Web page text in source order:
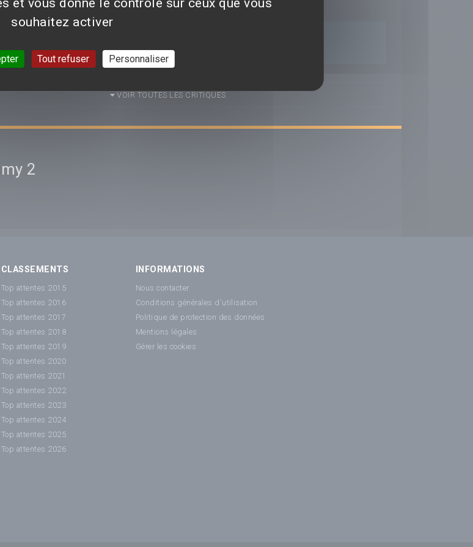
VOIR TOUTES LES CRITIQUES
2
CLASSEMENTS
Top attentes 2015
Top attentes 2016
Top attentes 2017
Top attentes 2018
Top attentes 2019
Top attentes 2020
Top attentes 2021
Top attentes 2022
Top attentes 2023
Top attentes 2024
Top attentes 2025
Top attentes 2026
INFORMATIONS
Nous contacter
Conditions générales d'utilisation
Politique de protection des données
Mentions légales
Gérer les cookies
souhaitez activer
Tout refuser Personnaliser